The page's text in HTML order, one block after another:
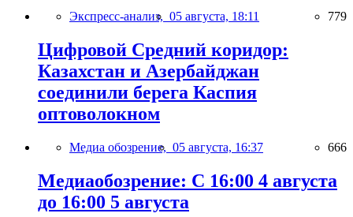
Экспресс-анализ, 05 августа, 18:11 779
Цифровой Средний коридор:
Казахстан и Азербайджан
соединили берега Каспия
оптоволокном
Медиа обозрение, 05 августа, 16:37 666
Медиаобозрение: С 16:00 4 августа
до 16:00 5 августа